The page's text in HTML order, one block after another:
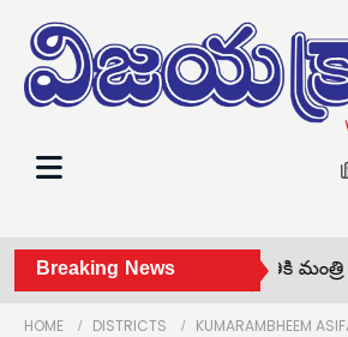
Breaking News
మాచిడి సత్యనారాయణ మృతికి మంత్రి
HOME DISTRICTS KUMARAMBHEEM